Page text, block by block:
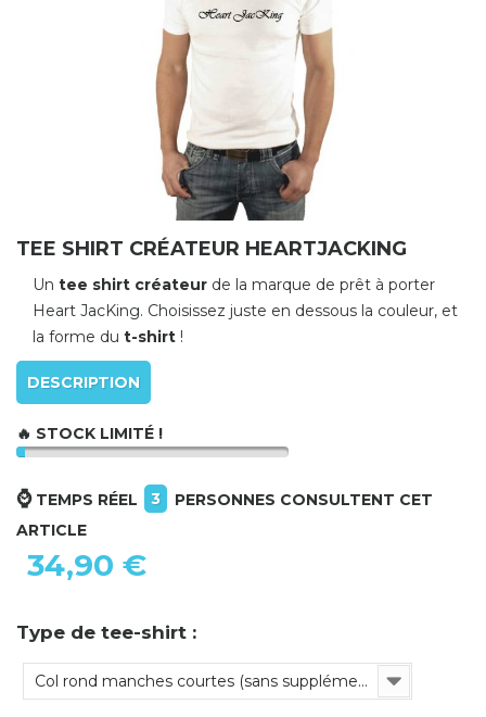
TEE SHIRT CRÉATEUR HEARTJACKING
Un tee shirt créateur de la marque de prêt à porter
Heart JacKing. Choisissez juste en dessous la couleur, et
la forme du t-shirt !
DESCRIPTION
🔥 STOCK LIMITÉ !
⌚TEMPS RÉEL 3
PERSONNES CONSULTENT CET
ARTICLE
34,90 €
Type de tee-shirt :
Col rond manches courtes (sans supplément)